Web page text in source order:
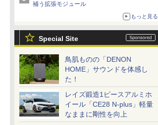
補う拡張モジュール
もっと見る
Special Site
鳥肌ものの「DENON
HOME」サウンドを体感し
た！
レイズ鍛造1ピースアルミホ
イール「CE28 N-plus」軽量
なままに剛性を向上